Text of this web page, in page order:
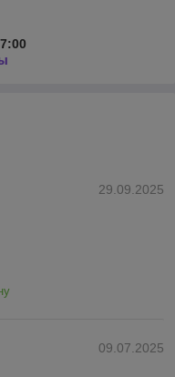
29.09.2025
09.07.2025